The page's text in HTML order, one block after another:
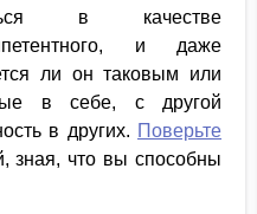
в качестве
и даже
ли он таковым или
в себе, с другой
в других. Поверьте
зная, что вы способны